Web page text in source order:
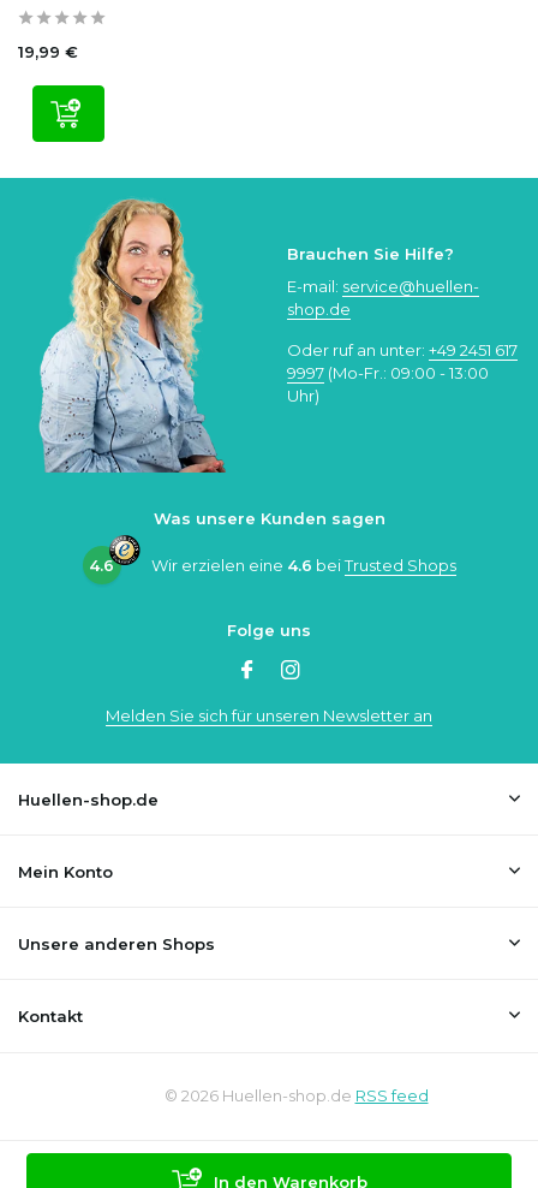
In den Warenkorb
19,99 €
Brauchen Sie Hilfe?
E-mail: service@huellen-
shop.de
Oder ruf an unter: +49 2451 617
9997 (Mo-Fr.: 09:00 - 13:00
Uhr)
Was unsere Kunden sagen
4.6 Wir erzielen eine 4.6 beiTrusted Shops
Folge uns
Melden Sie sich für unseren Newsletter an
Huellen-shop.de
Mein Konto
Unsere anderen Shops
Kontakt
© 2026 Huellen-shop.de RSS feed